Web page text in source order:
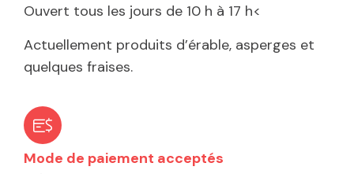
Ouvert tous les jours de 10 h à 17 h<
Actuellement produits d’érable, asperges et
quelques fraises.
Mode de paiement acceptés